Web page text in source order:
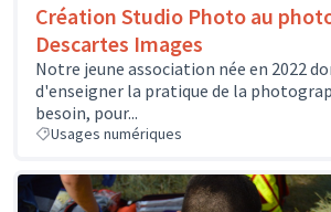
Création Studio Photo au
Descartes Images
Notre jeune association née en 2022
d'enseigner la pratique de la
besoin, pour...
Usages numériques